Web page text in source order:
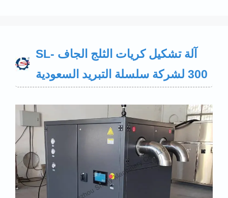
آلة تشكيل كريات الثلج الجاف SL-
300 لشركة سلسلة التبريد السعودية